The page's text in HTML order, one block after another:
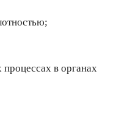
в органах